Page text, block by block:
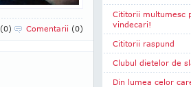
(0) Comentarii (0)
Cititorii multumesc
vindecari!
Cititorii raspund
Clubul dietelor de
Din lumea celor